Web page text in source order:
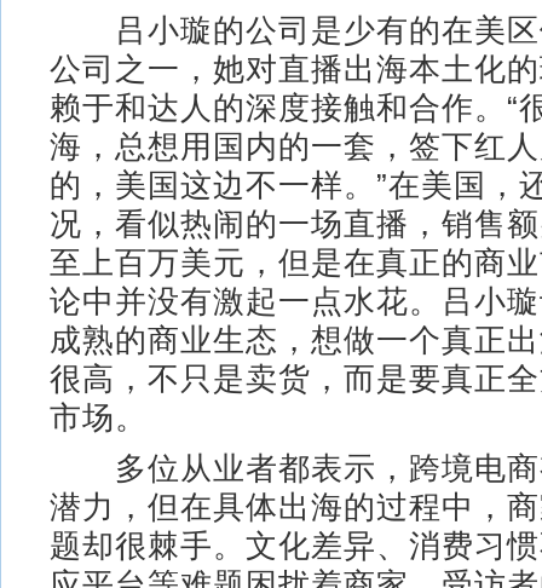
吕小璇的公司是少有的在美区
公司之一，她对直播出海本土化
赖于和达人的深度接触和合作。“
海，总想用国内的一套，签下红
的，美国这边不一样。”在美国，
况，看似热闹的一场直播，销售
至上百万美元，但是在真正的商
论中并没有激起一点水花。吕小
成熟的商业生态，想做一个真正
很高，不只是卖货，而是要真正
市场。
多位从业者都表示，跨境电商
潜力，但在具体出海的过程中，
题却很棘手。文化差异、消费习